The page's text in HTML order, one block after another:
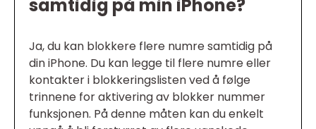
samtidig på min iPhone?
Ja, du kan blokkere flere numre samtidig på
din iPhone. Du kan legge til flere numre eller
kontakter i blokkeringslisten ved å følge
trinnene for aktivering av blokker nummer
funksjonen. På denne måten kan du enkelt